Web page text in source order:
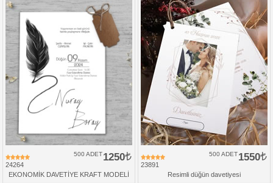
24264
1250
500 ADET
EKONOMİK DAVETİYE KRAFT MODELİ
23891
1550
500 ADET
Resimli düğün davetiyesi